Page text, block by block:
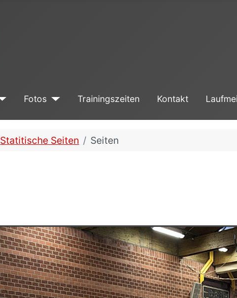
Fotos Trainingszeiten Kontakt
Statitische Seiten Seiten